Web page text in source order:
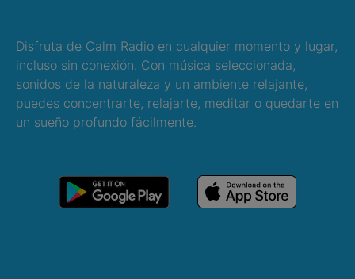
Disfruta de Calm Radio en cualquier momento y lugar,
incluso sin conexión. Con música seleccionada,
sonidos de la naturaleza y un ambiente relajante,
puedes concentrarte, relajarte, meditar o quedarte en
un sueño profundo fácilmente.